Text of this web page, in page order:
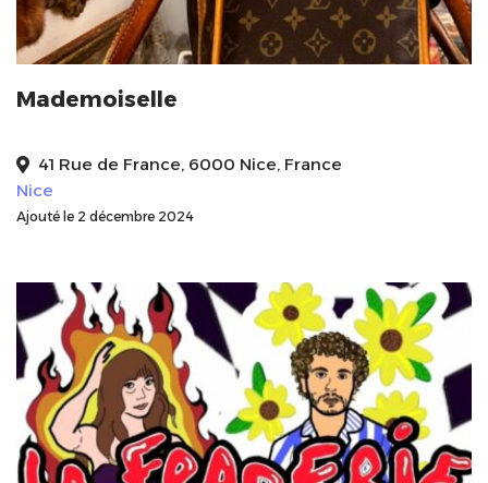
Mademoiselle
41 Rue de France, 6000 Nice, France
Nice
Ajouté le 2 décembre 2024